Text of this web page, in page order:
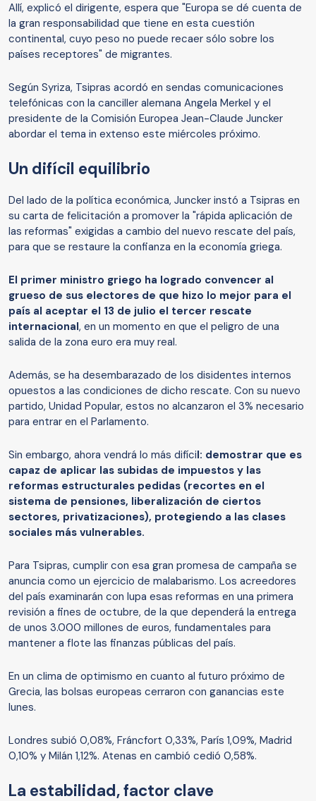
Allí, explicó el dirigente, espera que "Europa se dé cuenta de
la gran responsabilidad que tiene en esta cuestión
continental, cuyo peso no puede recaer sólo sobre los
países receptores" de migrantes.
Según Syriza, Tsipras acordó en sendas comunicaciones
telefónicas con la canciller alemana Angela Merkel y el
presidente de la Comisión Europea Jean-Claude Juncker
abordar el tema in extenso este miércoles próximo.
Un difícil equilibrio
Del lado de la política económica, Juncker instó a Tsipras en
su carta de felicitación a promover la "rápida aplicación de
las reformas" exigidas a cambio del nuevo rescate del país,
para que se restaure la confianza en la economía griega.
El primer ministro griego ha logrado convencer al
grueso de sus electores de que hizo lo mejor para el
país al aceptar el 13 de julio el tercer rescate
internacional, en un momento en que el peligro de una
salida de la zona euro era muy real.
Además, se ha desembarazado de los disidentes internos
opuestos a las condiciones de dicho rescate. Con su nuevo
partido, Unidad Popular, estos no alcanzaron el 3% necesario
para entrar en el Parlamento.
Sin embargo, ahora vendrá lo más difícil: demostrar que es
capaz de aplicar las subidas de impuestos y las
reformas estructurales pedidas (recortes en el
sistema de pensiones, liberalización de ciertos
sectores, privatizaciones), protegiendo a las clases
sociales más vulnerables.
Para Tsipras, cumplir con esa gran promesa de campaña se
anuncia como un ejercicio de malabarismo. Los acreedores
del país examinarán con lupa esas reformas en una primera
revisión a fines de octubre, de la que dependerá la entrega
de unos 3.000 millones de euros, fundamentales para
mantener a flote las finanzas públicas del país.
En un clima de optimismo en cuanto al futuro próximo de
Grecia, las bolsas europeas cerraron con ganancias este
lunes.
Londres subió 0,08%, Fráncfort 0,33%, París 1,09%, Madrid
0,10% y Milán 1,12%. Atenas en cambió cedió 0,58%.
La estabilidad, factor clave